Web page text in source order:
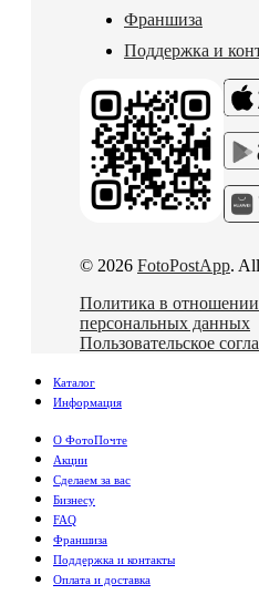
Франшиза
Поддержка и
© 2026 FotoPostApp.
Политика в отношении
персональных данных
Пользовательское
Каталог
Информация
О ФотоПочте
Акции
Сделаем за вас
Бизнесу
FAQ
Франшиза
Поддержка и контакты
Оплата и доставка